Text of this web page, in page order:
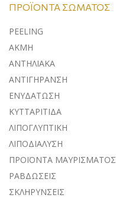
ΠΡΟΪΌΝΤΑ ΣΏΜΑΤΟΣ
PEELING
ΑΚΜΗ
ΑΝΤΗΛΙΑΚΑ
ΑΝΤΙΓΗΡΑΝΣΗ
ΕΝΥΔΑΤΩΣΗ
ΚΥΤΤΑΡΙΤΙΔΑ
ΛΙΠΟΓΛΥΠΤΙΚΗ
ΛΙΠΟΔΙΑΛΥΣΗ
ΠΡΟΪΟΝΤΑ ΜΑΥΡΙΣΜΑΤΟΣ
ΡΑΒΔΩΣΕΙΣ
ΣΚΛΗΡΥΝΣΕΙΣ